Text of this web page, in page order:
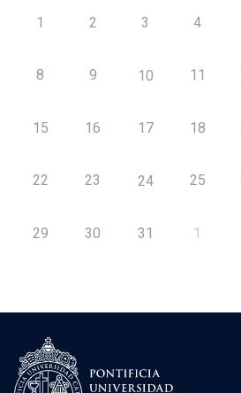
1 2 3 4
8 9 10 11
15 16 17 18
22 23 24 25
29 30 31 1